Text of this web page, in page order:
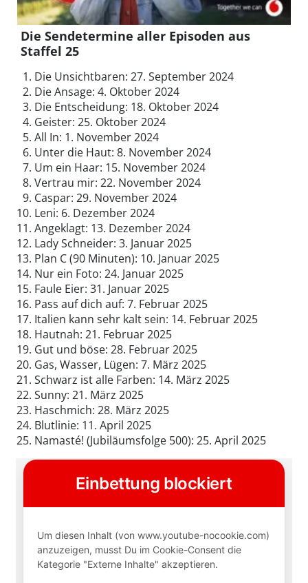
Die Sendetermine aller Episoden aus
Staffel 25
Die Unsichtbaren: 27. September 2024
Die Ansage: 4. Oktober 2024
Die Entscheidung: 18. Oktober 2024
Geister: 25. Oktober 2024
All In: 1. November 2024
Unter die Haut: 8. November 2024
Um ein Haar: 15. November 2024
Vertrau mir: 22. November 2024
Caspar: 29. November 2024
Leni: 6. Dezember 2024
Angeklagt: 13. Dezember 2024
Lady Schneider: 3. Januar 2025
Plan C (90 Minuten): 10. Januar 2025
Nur ein Foto: 24. Januar 2025
Faule Eier: 31. Januar 2025
Pass auf dich auf: 7. Februar 2025
Italien kann sehr kalt sein: 14. Februar 2025
Hautnah: 21. Februar 2025
Gut und böse: 28. Februar 2025
Gas, Wasser, Lügen: 7. März 2025
Schwarz ist alle Farben: 14. März 2025
Sunny: 21. März 2025
Haschmich: 28. März 2025
Blutlinie: 11. April 2025
Namasté! (Jubiläumsfolge 500): 25. April 2025